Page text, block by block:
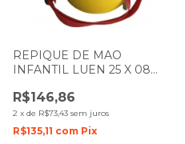
REPIQUE DE MAO
INFANTIL LUEN 25 X 08
PELE TRANSPARENTE
R$146,86
2 x de R$73,43 sem juros
R$135,11 com Pix